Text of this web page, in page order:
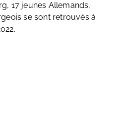
17 jeunes Allemands,
se sont retrouvés à